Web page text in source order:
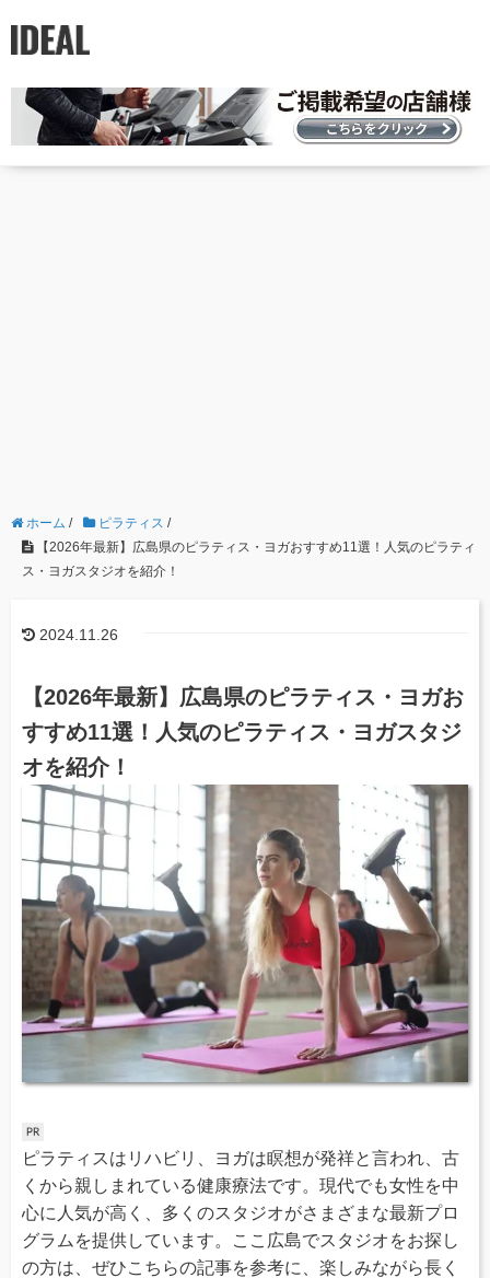
ホーム / ピラティス /
【2026年最新】広島県のピラティス・ヨガおすすめ11選！人気のピラティ
ス・ヨガスタジオを紹介！
2024.11.26
【2026年最新】広島県のピラティス・ヨガお
すすめ11選！人気のピラティス・ヨガスタジ
オを紹介！
ピラティスはリハビリ、ヨガは瞑想が発祥と言われ、古
くから親しまれている健康療法です。現代でも女性を中
心に人気が高く、多くのスタジオがさまざまな最新プロ
グラムを提供しています。ここ広島でスタジオをお探し
の方は、ぜひこちらの記事を参考に、楽しみながら長く